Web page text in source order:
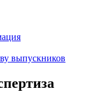
выпускников